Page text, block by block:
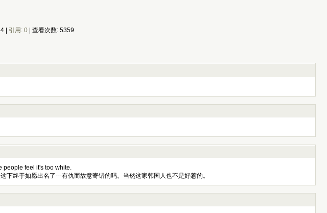
| 引用: 0 | 查看次数: 5359
people feel it's too white.
终于如愿出名了---有仇而故意寄错的吗。当然这家韩国人也不是好惹的。